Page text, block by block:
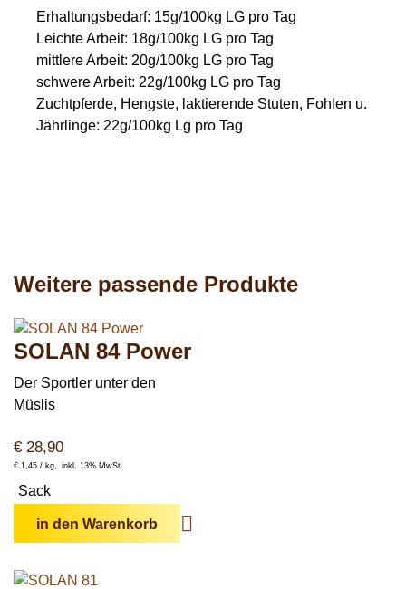
Erhaltungsbedarf: 15g/100kg LG pro Tag
Leichte Arbeit: 18g/100kg LG pro Tag
mittlere Arbeit: 20g/100kg LG pro Tag
schwere Arbeit: 22g/100kg LG pro Tag
Zuchtpferde, Hengste, laktierende Stuten, Fohlen u.
Jährlinge: 22g/100kg Lg pro Tag
Weitere passende Produkte
SOLAN 84 Power
Der Sportler unter den
Müslis
€ 28,90
€ 1,45 / kg inkl. 13% MwSt.
Sack
in den Warenkorb